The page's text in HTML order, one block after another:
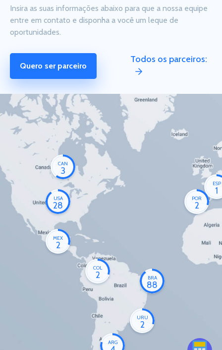
Insira as suas informações abaixo para que a nossa equipe
entre em contato e disponha a você um leque de
oportunidades.
Quero ser parceiro
Todos os parceiros:
CAN
3
USA
28
MEX
2
COL
2 BRA
88
URU
2
ARG
POR
2
ESP
1